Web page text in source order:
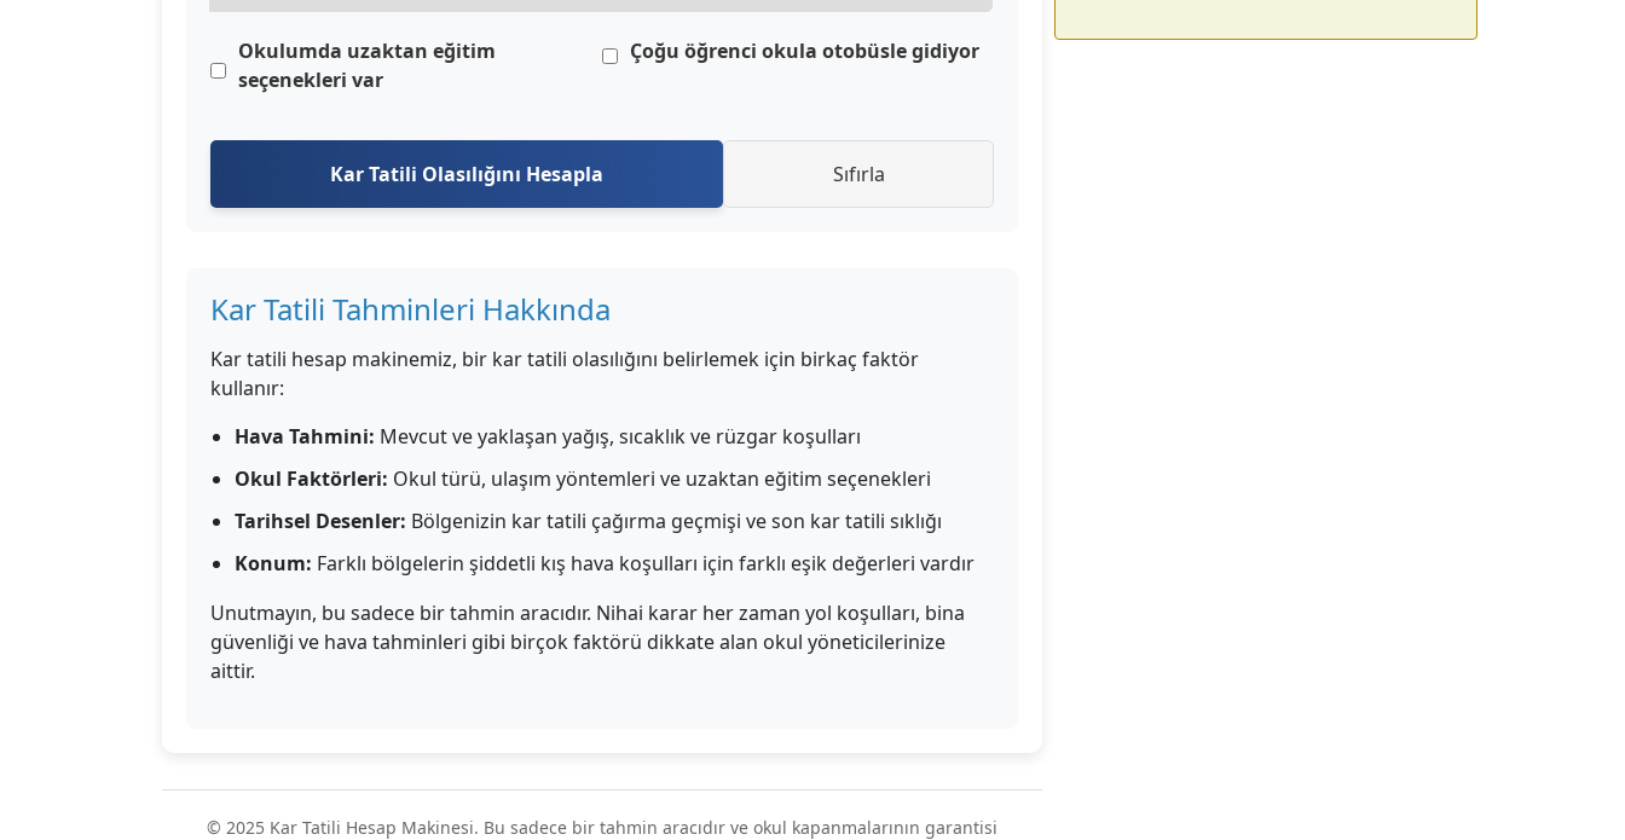
Okulumda uzaktan eğitim
seçenekleri var
Çoğu öğrenci okula otobüsle gidiyor
Kar Tatili Olasılığını Hesapla Sıfırla
Kar Tatili Tahminleri Hakkında
Kar tatili hesap makinemiz, bir kar tatili olasılığını belirlemek için birkaç faktör
kullanır:
Hava Tahmini: Mevcut ve yaklaşan yağış, sıcaklık ve rüzgar koşulları
Okul Faktörleri: Okul türü, ulaşım yöntemleri ve uzaktan eğitim seçenekleri
Tarihsel Desenler: Bölgenizin kar tatili çağırma geçmişi ve son kar tatili sıklığı
Konum: Farklı bölgelerin şiddetli kış hava koşulları için farklı eşik değerleri vardır
Unutmayın, bu sadece bir tahmin aracıdır. Nihai karar her zaman yol koşulları, bina
güvenliği ve hava tahminleri gibi birçok faktörü dikkate alan okul yöneticilerinize
aittir.
© 2025 Kar Tatili Hesap Makinesi. Bu sadece bir tahmin aracıdır ve okul kapanmalarının garantisi